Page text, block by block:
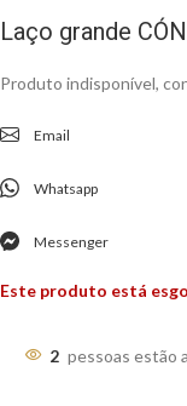
Laço grande
Produto indisponível,
Email
Whatsapp
Messenger
Este produto está
2 pessoas estão